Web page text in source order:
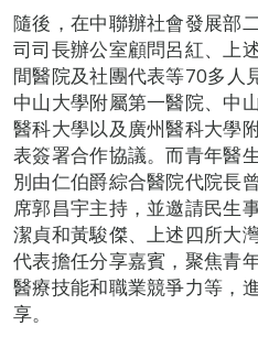
隨後，在中聯辦社會發展部
司司長辦公室顧問呂紅、上
間醫院及社團代表等70多人
中山大學附屬第一醫院、中
醫科大學以及廣州醫科大學
表簽署合作協議。而青年醫
別由仁伯爵綜合醫院代院長
席郭昌宇主持，並邀請民生
潔貞和黃駿傑、上述四所大
代表擔任分享嘉賓，聚焦青
醫療技能和職業競爭力等，
享。